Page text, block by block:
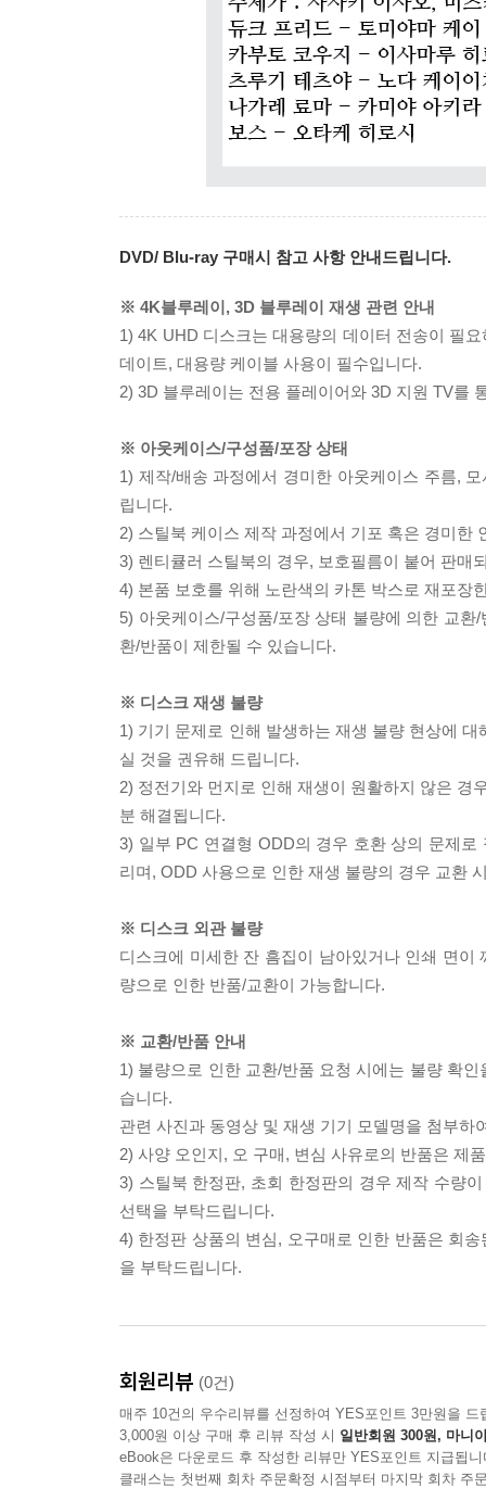
DVD/ Blu-ray 구매시 참고 사항 안내드립니다.
※ 4K블루레이, 3D 블루레이 재생 관련 안내
1) 4K UHD 디스크는 대용량의 데이터 전송이 필
데이트, 대용량 케이블 사용이 필수입니다.
2) 3D 블루레이는 전용 플레이어와 3D 지원 TV를
※ 아웃케이스/구성품/포장 상태
1) 제작/배송 과정에서 경미한 아웃케이스 주름,
립니다.
2) 스틸북 케이스 제작 과정에서 기포 혹은 경미한
3) 렌티큘러 스틸북의 경우, 보호필름이 붙어 판매
4) 본품 보호를 위해 노란색의 카톤 박스로 재포장
5) 아웃케이스/구성품/포장 상태 불량에 의한 교
환/반품이 제한될 수 있습니다.
※ 디스크 재생 불량
1) 기기 문제로 인해 발생하는 재생 불량 현상에
실 것을 권유해 드립니다.
2) 정전기와 먼지로 인해 재생이 원활하지 않은 경
분 해결됩니다.
3) 일부 PC 연결형 ODD의 경우 호환 상의 문제
리며, ODD 사용으로 인한 재생 불량의 경우 교환
※ 디스크 외관 불량
디스크에 미세한 잔 흠집이 남아있거나 인쇄 면
량으로 인한 반품/교환이 가능합니다.
※ 교환/반품 안내
1) 불량으로 인한 교환/반품 요청 시에는 불량 확
습니다.
관련 사진과 동영상 및 재생 기기 모델명을 첨부하
2) 사양 오인지, 오 구매, 변심 사유로의 반품은 제
3) 스틸북 한정판, 초회 한정판의 경우 제작 수량
선택을 부탁드립니다.
4) 한정판 상품의 변심, 오구매로 인한 반품은 회
을 부탁드립니다.
회원리뷰 (0건)
매주 10건의 우수리뷰를 선정하여 YES포인트 3만원을 드
3,000원 이상 구매 후 리뷰 작성 시 일반회원 300원, 마니
eBook은 다운로드 후 작성한 리뷰만 YES포인트 지급됩니
클래스는 첫번째 회차 주문확정 시점부터 마지막 회차 주